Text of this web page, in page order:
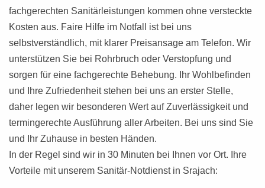
fachgerechten Sanitärleistungen kommen ohne versteckte
Kosten aus. Faire Hilfe im Notfall ist bei uns
selbstverständlich, mit klarer Preisansage am Telefon. Wir
unterstützen Sie bei Rohrbruch oder Verstopfung und
sorgen für eine fachgerechte Behebung. Ihr Wohlbefinden
und Ihre Zufriedenheit stehen bei uns an erster Stelle,
daher legen wir besonderen Wert auf Zuverlässigkeit und
termingerechte Ausführung aller Arbeiten. Bei uns sind Sie
und Ihr Zuhause in besten Händen.
In der Regel sind wir in 30 Minuten bei Ihnen vor Ort. Ihre
Vorteile mit unserem Sanitär-Notdienst in Srajach: